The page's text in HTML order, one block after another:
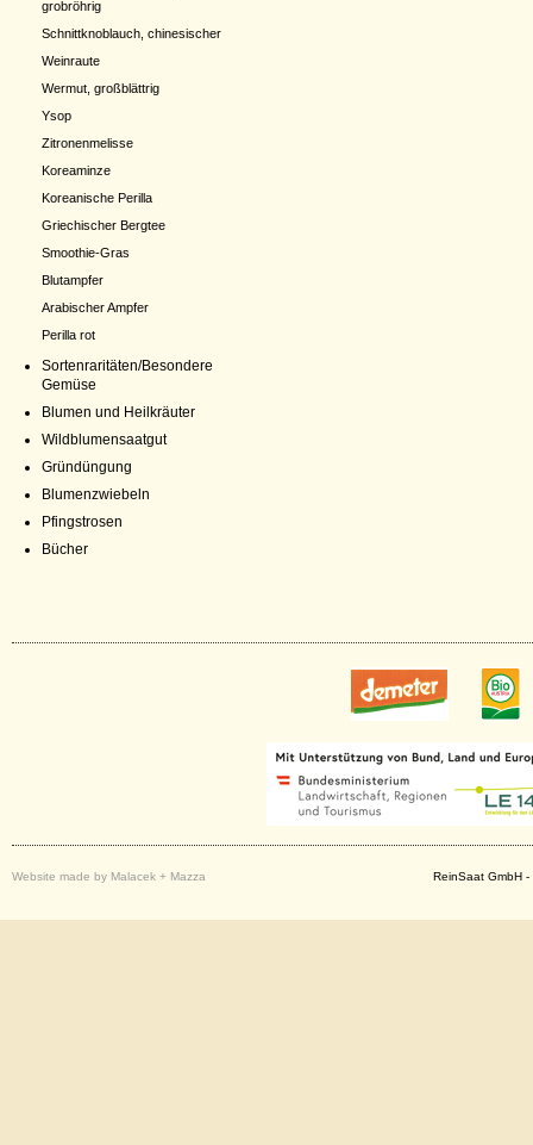
grobröhrig
Schnittknoblauch, chinesischer
Weinraute
Wermut, großblättrig
Ysop
Zitronenmelisse
Koreaminze
Koreanische Perilla
Griechischer Bergtee
Smoothie-Gras
Blutampfer
Arabischer Ampfer
Perilla rot
Sortenraritäten/Besondere
Gemüse
Blumen und Heilkräuter
Wildblumensaatgut
Gründüngung
Blumenzwiebeln
Pfingstrosen
Bücher
Website made by Malacek + Mazza ReinSaat GmbH